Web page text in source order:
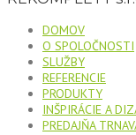
DOMOV
O SPOLOČNOSTI
SLUŽBY
REFERENCIE
PRODUKTY
INŠPIRÁCIE A
PREDAJŇA